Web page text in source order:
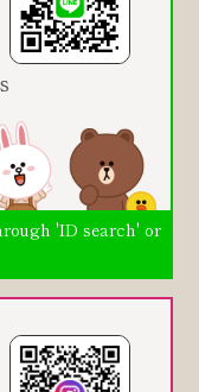
'ID search' or